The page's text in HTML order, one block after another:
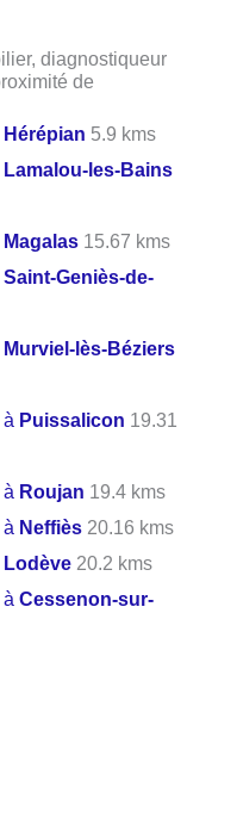
diagnostiqueur
de
Hérépian 5.9 kms
Lamalou-les-Bains
Magalas 15.67 kms
Saint-Geniès-de-
Murviel-lès-Béziers
Puissalicon 19.31
Roujan 19.4 kms
Neffiès 20.16 kms
Lodève 20.2 kms
àCessenon-sur-